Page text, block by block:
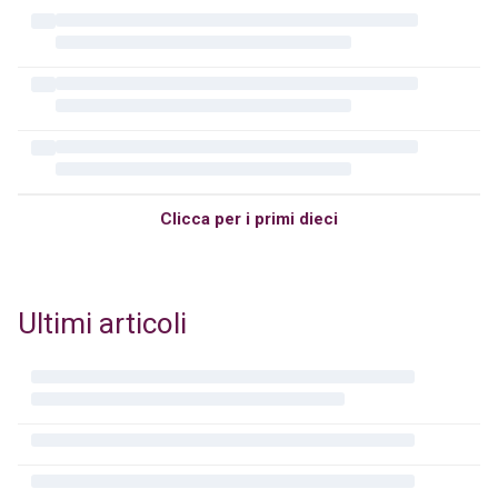
Clicca per i primi dieci
Ultimi articoli